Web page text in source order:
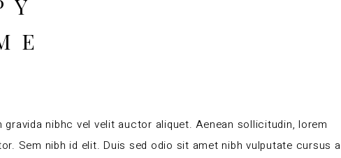
gravida nibhc vel velit auctor aliquet. Aenean sollicitudin, lorem
Sem nibh id elit. Duis sed odio sit amet nibh vulputate cursus a